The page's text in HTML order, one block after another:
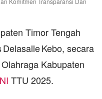
Timor Tengah
Kebo, secara
Kabupaten
TTU 2025.